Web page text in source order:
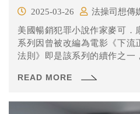
2025-03-26
法操司想傳
美國暢銷犯罪小說作家麥可．
系列因曾被改編為電影《下流
法則》即是該系列的續作之一
車廂竟然有一具屍體！哈勒因
READ MORE